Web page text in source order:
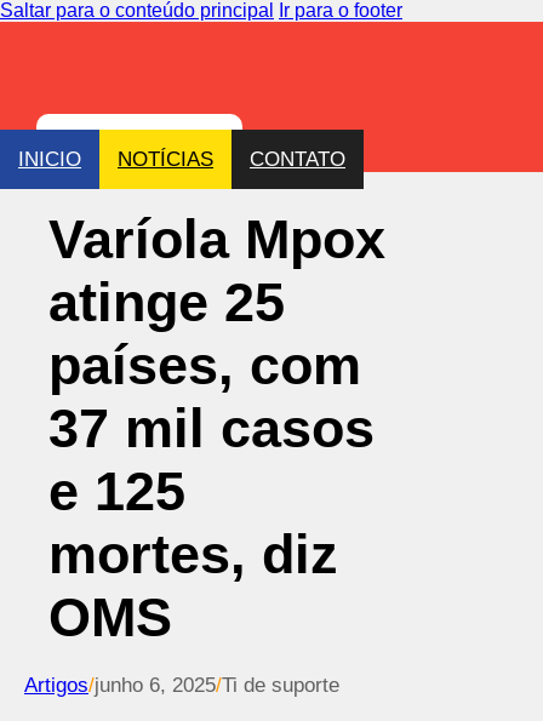
Saltar para o conteúdo principal Ir para o footer
INICIO NOTÍCIAS CONTATO
Varíola Mpox
atinge 25
países, com
37 mil casos
e 125
mortes, diz
OMS
Artigos/junho 6, 2025/Ti de suporte